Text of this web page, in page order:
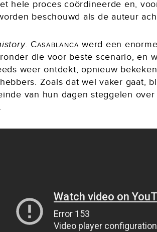
hele proces coördineerde en,
beschouwd als de auteur
. Casablanca werd een
die voor beste scenario, en
weer ontdekt, opnieuw
Zoals dat wel vaker gaat,
van hun dagen steggelen